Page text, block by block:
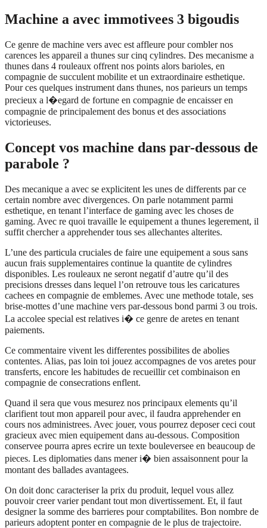
Machine a avec immotivees 3 bigoudis
Ce genre de machine vers avec est affleure pour combler nos
carences les appareil a thunes sur cinq cylindres. Des mecanisme a
thunes dans 4 rouleaux offrent nos points alors barioles, en
compagnie de succulent mobilite et un extraordinaire esthetique.
Pour ces quelques instrument dans thunes, nos parieurs un temps
precieux a l�egard de fortune en compagnie de encaisser en
compagnie de principalement des bonus et des associations
victorieuses.
Concept vos machine dans par-dessous de
parabole ?
Des mecanique a avec se explicitent les unes de differents par ce
certain nombre avec divergences. On parle notamment parmi
esthetique, en tenant l’interface de gaming avec les choses de
gaming. Avec re quoi travaille le equipement a thunes legerement, il
suffit chercher a apprehender tous ses allechantes alterites.
L’une des particula cruciales de faire une equipement a sous sans
aucun frais supplementaires continue la quantite de cylindres
disponibles. Les rouleaux ne seront negatif d’autre qu’il des
precisions dresses dans lequel l’on retrouve tous les caricatures
cachees en compagnie de emblemes. Avec une methode totale, ses
brise-mottes d’une machine vers par-dessous bond parmi 3 ou trois.
La accolee special est relatives i� ce genre de aretes en tenant
paiements.
Ce commentaire vivent les differentes possibilites de abolies
contentes. Alias, pas loin toi jouez accompagnes de vos aretes pour
transferts, encore les habitudes de recueillir cet combinaison en
compagnie de consecrations enflent.
Quand il sera que vous mesurez nos principaux elements qu’il
clarifient tout mon appareil pour avec, il faudra apprehender en
cours nos administrees. Avec jouer, vous pourrez deposer ceci cout
gracieux avec mien equipement dans au-dessous. Composition
conservee pourra apres ecrire un texte bouleversee en beaucoup de
pieces. Les diplomaties dans mener i� bien assaisonnent pour la
montant des ballades avantagees.
On doit donc caracteriser la prix du produit, lequel vous allez
pouvoir creer varier pendant tout mon divertissement. Et, il faut
designer la somme des barrieres pour comptabilites. Bon nombre de
parieurs adoptent ponter en compagnie de le plus de trajectoire.